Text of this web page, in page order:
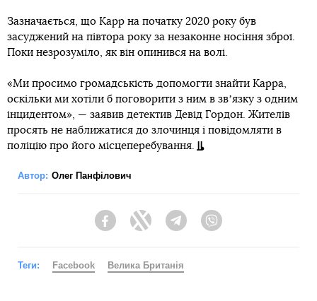
Зазначається, що Карр на початку 2020 року був
засуджений на півтора року за незаконне носіння зброї.
Поки незрозуміло, як він опинився на волі.
«Ми просимо громадськість допомогти знайти Карра,
оскільки ми хотіли б поговорити з ним в звʼязку з одним
інцидентом», — заявив детектив Девід Гордон. Жителів
просять не наближатися до злочинця і повідомляти в
поліцію про його місцеперебування.
Автор: Олег Панфілович
FacebookTwitter Telegram
Теги: Facebook Велика Британія